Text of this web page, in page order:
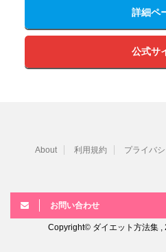
詳細ペ
公式サ
About 利用規約 プライバ
お問い合わせ
Copyright© ダイエット方法集